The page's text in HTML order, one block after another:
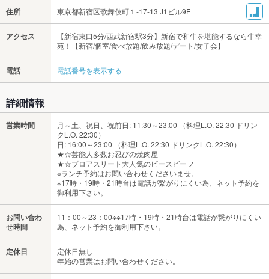
住所 東京都新宿区歌舞伎町１-17-13 J1ビル9F
アクセス
【新宿東口5分/西武新宿駅3分】新宿で和牛を堪能するなら牛幸
苑！【新宿/個室/食べ放題/飲み放題/デート/女子会】
電話 電話番号を表示する
詳細情報
営業時間
月～土、祝日、祝前日: 11:30～23:00 （料理L.O. 22:30 ドリン
クL.O. 22:30）
日: 16:00～23:00 （料理L.O. 22:30 ドリンクL.O. 22:30）
★☆芸能人多数お忍びの焼肉屋
★☆プロアスリート大人気のピースビーフ
※ランチ予約はお問い合わせくださいませ。
※17時・19時・21時台は電話が繋がりにくい為、ネット予約を
御利用下さい。
お問い合わ
せ時間
11：00～23：00※※17時・19時・21時台は電話が繋がりにくい
為、ネット予約を御利用下さい。
定休日
定休日無し
年始の営業はお問い合わせください。